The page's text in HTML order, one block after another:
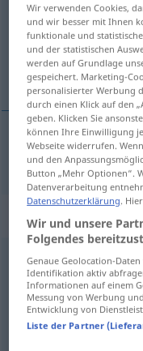
Übersicht aller
(Für mehr Details die
dårlig, lei
dårlig,lei übel
„übel“:
übeladv
Übersicht aller
(Für mehr Details die
Wir verwenden Cookies,
und wir besser mit Ihnen
funktionale und
und der statistischen
werden auf Grundlage
gespeichert. Marketing-
personalisierter Werbung
durch einen Klick auf den
geben. Klicken Sie
können Ihre Einwilligung
Webseite widerrufen.
und den
Button „Mehr Optionen“.
Datenverarbeitung
Datenschutzerklärung.
Wir und unsere
Folgendes
Genaue Geolocation-
Identifikation aktiv
Informationen auf einem
Messung von Werbung
Entwicklung von
Liste der Partner